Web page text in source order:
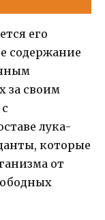
его
содержание
за своим
лука-
которые
от